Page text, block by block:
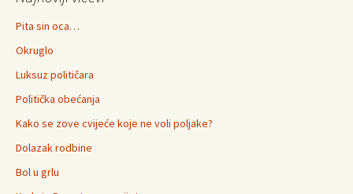
Pita sin oca…
Okruglo
Luksuz političara
Politička obećanja
Kako se zove cvijeće koje ne voli poljake?
Dolazak rodbine
Bol u grlu